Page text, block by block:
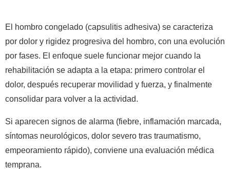
El hombro congelado (capsulitis adhesiva) se caracteriza
por dolor y rigidez progresiva del hombro, con una evolución
por fases. El enfoque suele funcionar mejor cuando la
rehabilitación se adapta a la etapa: primero controlar el
dolor, después recuperar movilidad y fuerza, y finalmente
consolidar para volver a la actividad.
Si aparecen signos de alarma (fiebre, inflamación marcada,
síntomas neurológicos, dolor severo tras traumatismo,
empeoramiento rápido), conviene una evaluación médica
temprana.